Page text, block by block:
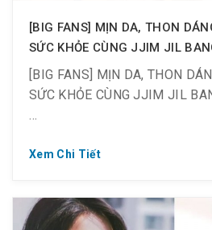
[BIG FANS] MỊN DA, THON
SỨC KHỎE CÙNG JJIM JIL
[BIG FANS] MỊN DA, THON
SỨC KHỎE CÙNG JJIM JIL
+ tăng cường sức khỏe.
Xem Chi Tiết